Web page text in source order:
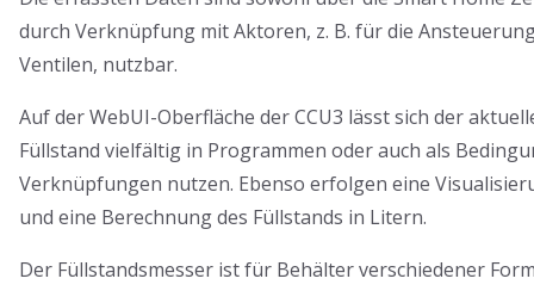
durch Verknüpfung mit Aktoren, z. B. für die
Ventilen, nutzbar.
Auf der WebUI-Oberfläche der CCU3 lässt sich der
Füllstand vielfältig in Programmen oder auch als
Verknüpfungen nutzen. Ebenso erfolgen eine
und eine Berechnung des Füllstands in Litern.
Der Füllstandsmesser ist für Behälter verschiedener